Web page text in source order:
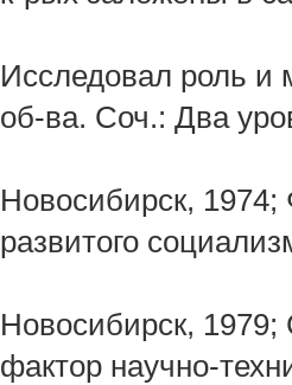
Исследовал роль и
об-ва. Соч.: Два
Новосибирск, 1974;
развитого
Новосибирск,
фактор научно-